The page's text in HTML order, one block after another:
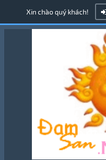
Xin chào quý khách!